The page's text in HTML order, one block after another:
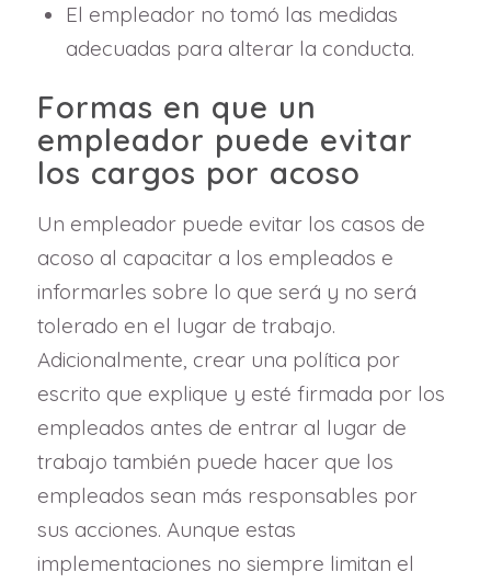
El empleador no tomó las medidas
adecuadas para alterar la conducta.
Formas en que un
empleador puede evitar
los cargos por acoso
Un empleador puede evitar los casos de
acoso al capacitar a los empleados e
informarles sobre lo que será y no será
tolerado en el lugar de trabajo.
Adicionalmente, crear una política por
escrito que explique y esté firmada por los
empleados antes de entrar al lugar de
trabajo también puede hacer que los
empleados sean más responsables por
sus acciones. Aunque estas
implementaciones no siempre limitan el